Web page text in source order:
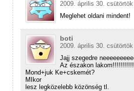
2009. április 30.
Meglehet oldani mindent!
boti
2009. április 30.
Jajj szegedre
Az északon
Mond+juk Ke+cskemét?
MIkor
lesz legközelebb közönség tl.